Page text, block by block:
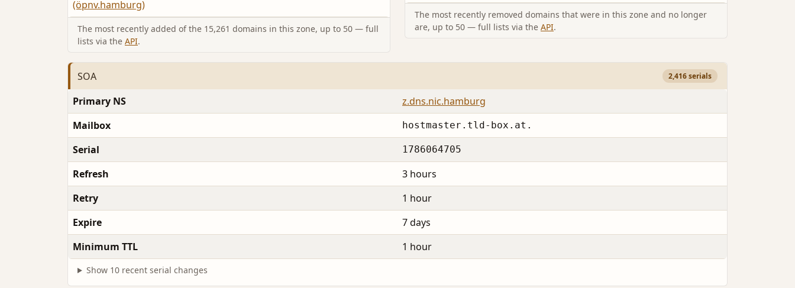
(öpnv.hamburg)
The most recently added of the 15,261 domains in this zone, up to 50 — full
lists via the API.
The most recently removed domains that were in this zone and no longer
are, up to 50 — full lists via the API.
SOA 2,416 serials
Primary NS
z.dns.nic.hamburg
Mailbox
hostmaster.tld-box.at.
Serial 1786064705
Refresh
3 hours
Retry
1 hour
Expire
7 days
Minimum TTL
1 hour
Show 10 recent serial changes